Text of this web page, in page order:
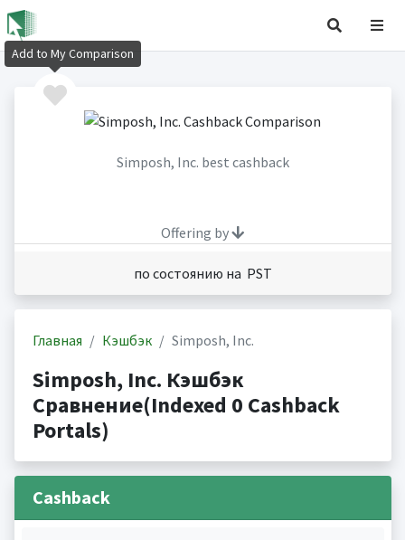
Simposh, Inc. best cashback
Offering by
по состоянию на PST
Главная Кэшбэк Simposh, Inc.
Simposh, Inc. Кэшбэк
Сравнение(Indexed 0 Cashback
Portals)
Cashback
Add to My Comparison